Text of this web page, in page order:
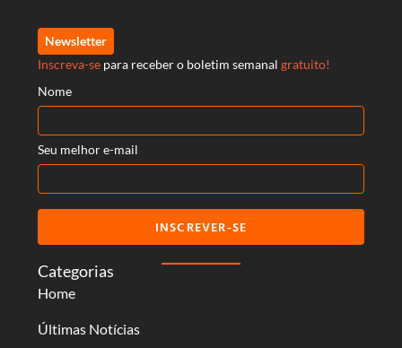
Categorias
Home
Últimas Notícias
Newsletter
Inscreva-se para receber o boletim semanal gratuito!
Nome
Seu melhor e-mail
INSCREVER-SE